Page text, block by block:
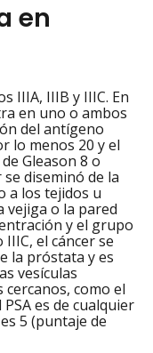
en
IIIA, IIIB y IIIC. En
en uno o ambos
del antígeno
lo menos 20 y el
Gleason 8 o
diseminó de la
a los tejidos u
vejiga o la pared
y el grupo
IIIC, el cáncer se
la próstata y es
vesículas
como el
es de cualquier
5 (puntaje de